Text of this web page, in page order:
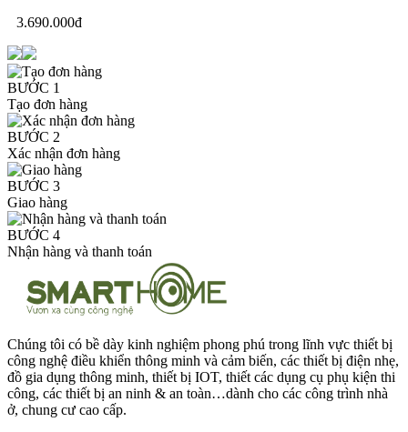
3.690.000đ
BƯỚC 1
Tạo đơn hàng
BƯỚC 2
Xác nhận đơn hàng
BƯỚC 3
Giao hàng
BƯỚC 4
Nhận hàng và thanh toán
Chúng tôi có bề dày kinh nghiệm phong phú trong lĩnh vực thiết bị
công nghệ điều khiển thông minh và cảm biến, các thiết bị điện nhẹ,
đồ gia dụng thông minh, thiết bị IOT, thiết các dụng cụ phụ kiện thi
công, các thiết bị an ninh & an toàn…dành cho các công trình nhà
ở, chung cư cao cấp.